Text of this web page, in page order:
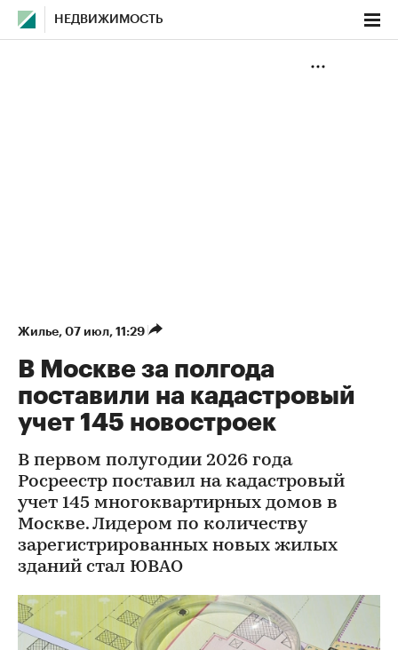
НЕДВИЖИМОСТЬ
Жилье⁠, 07 июл, 11:29
В Москве за полгода
поставили на кадастровый
учет 145 новостроек
В первом полугодии 2026 года
Росреестр поставил на кадастровый
учет 145 многоквартирных домов в
Москве. Лидером по количеству
зарегистрированных новых жилых
зданий стал ЮВАО